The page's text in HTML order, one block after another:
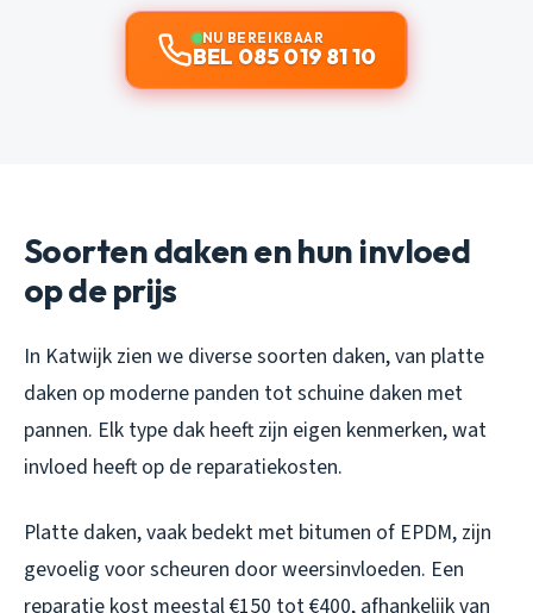
NU BEREIKBAAR
BEL 085 019 81 10
Soorten daken en hun invloed
op de prijs
In Katwijk zien we diverse soorten daken, van platte
daken op moderne panden tot schuine daken met
pannen. Elk type dak heeft zijn eigen kenmerken, wat
invloed heeft op de reparatiekosten.
Platte daken, vaak bedekt met bitumen of EPDM, zijn
gevoelig voor scheuren door weersinvloeden. Een
reparatie kost meestal €150 tot €400, afhankelijk van